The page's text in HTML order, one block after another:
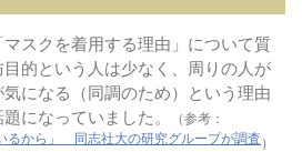
スクを着用する理由」について質
的という人は少なく、周りの人が
になる（同調のため）という理由
になっていました。
（参考：
るから」 同志社大の研究グループが調査 ）